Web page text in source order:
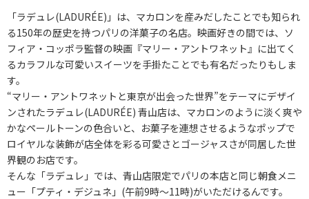
「ラデュレ(LADURÉE)」は、マカロンを産みだしたことでも知られ
る150年の歴史を持つパリの洋菓子の名店。映画好きの間では、ソ
フィア・コッポラ監督の映画『マリー・アントワネット』に出てく
るカラフルな可愛いスイーツを手掛たことでも有名だったりもしま
す。
“マリー・アントワネットと東京が出会った世界”をテーマにデザイ
ンされたラデュレ(LADURÉE) 青山店は、マカロンのように淡く爽や
かなペールトーンの色合いと、お菓子を連想させるようなポップで
ロイヤルな装飾が店全体を彩る可愛さとゴージャスさが同居した世
界観のお店です。
そんな「ラデュレ」では、青山店限定でパリの本店と同じ朝食メニ
ュー「プティ・デジュネ」(午前9時～11時)がいただけるんです。